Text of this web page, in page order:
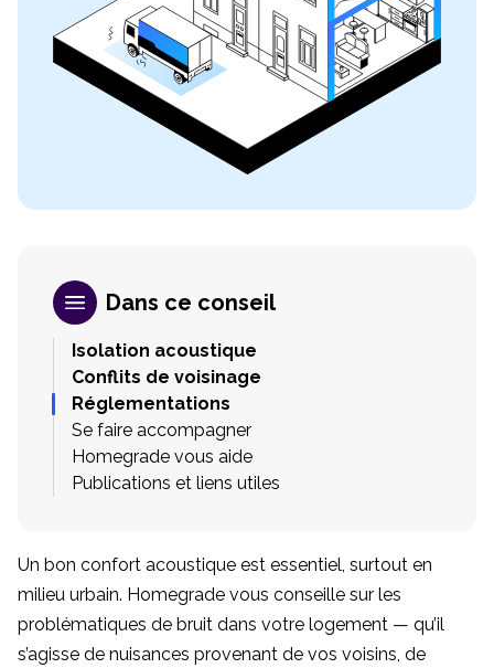
Dans ce conseil
Isolation acoustique
Conflits de voisinage
Réglementations
Se faire accompagner
Homegrade vous aide
Publications et liens utiles
Un bon confort acoustique est essentiel, surtout en
milieu urbain. Homegrade vous conseille sur les
problématiques de bruit dans votre logement — qu’il
s’agisse de nuisances provenant de vos voisins, de